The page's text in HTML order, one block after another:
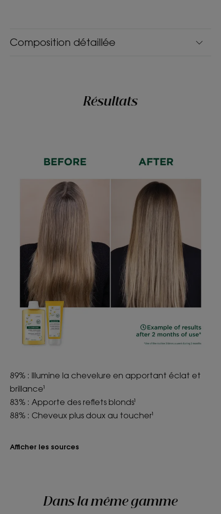
Composition détaillée
Résultats
89% : Illumine la chevelure en apportant éclat et
brillance¹
83% : Apporte des reflets blonds¹
88% : Cheveux plus doux au toucher¹
Afficher les sources
Dans la même gamme